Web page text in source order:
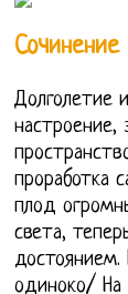
Долголетие
настроение,
проработка
плод
света,
одиноко/ На